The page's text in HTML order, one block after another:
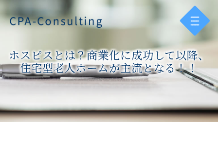
ホスピスとは？商業化に成功して以降、
住宅型老人ホームが主流となる！！